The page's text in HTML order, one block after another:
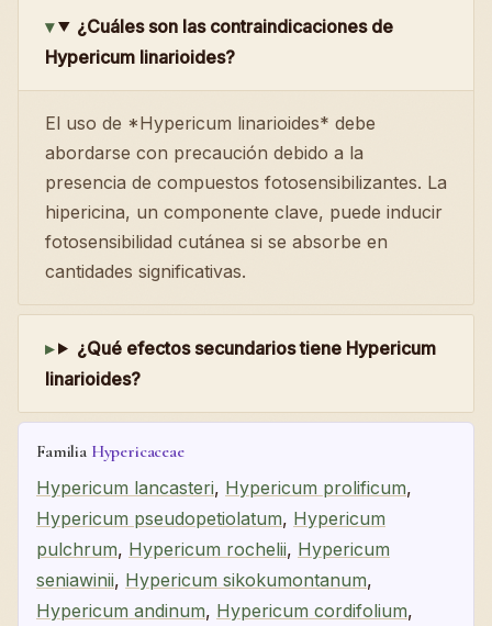
¿Cuáles son las contraindicaciones de
Hypericum linarioides?
El uso de *Hypericum linarioides* debe
abordarse con precaución debido a la
presencia de compuestos fotosensibilizantes. La
hipericina, un componente clave, puede inducir
fotosensibilidad cutánea si se absorbe en
cantidades significativas.
¿Qué efectos secundarios tiene Hypericum
linarioides?
Familia Hypericaceae
Hypericum lancasteri, Hypericum prolificum,
Hypericum pseudopetiolatum, Hypericum
pulchrum, Hypericum rochelii, Hypericum
seniawinii, Hypericum sikokumontanum,
Hypericum andinum, Hypericum cordifolium,